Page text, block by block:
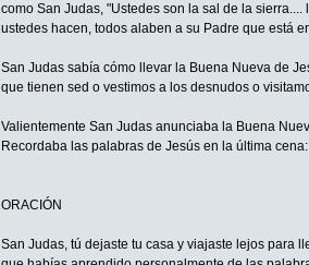
como San Judas, "Ustedes son la sal de la
ustedes hacen, todos alaben a su Padre que está
San Judas sabía cómo llevar la Buena Nueva de
que tienen sed o vestimos a los desnudos o
Valientemente San Judas anunciaba la Buena
Recordaba las palabras de Jesús en la última
ORACIÓN
San Judas, tú dejaste tu casa y viajaste lejos para